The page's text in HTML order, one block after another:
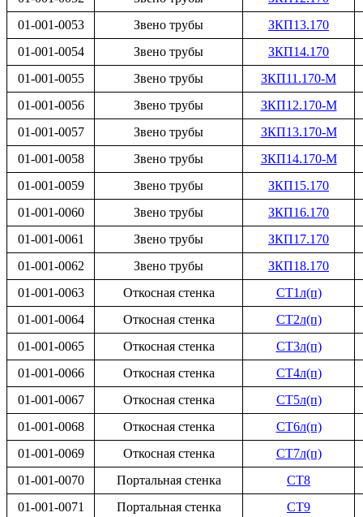
01-001-0053
Звено трубы
ЗКП13.170
01-001-0054
Звено трубы
ЗКП14.170
01-001-0055
Звено трубы
ЗКП11.170-М
01-001-0056
Звено трубы
ЗКП12.170-М
01-001-0057
Звено трубы
ЗКП13.170-М
01-001-0058
Звено трубы
ЗКП14.170-М
01-001-0059
Звено трубы
ЗКП15.170
01-001-0060
Звено трубы
ЗКП16.170
01-001-0061
Звено трубы
ЗКП17.170
01-001-0062
Звено трубы
ЗКП18.170
01-001-0063
Откосная стенка
СТ1л(п)
01-001-0064
Откосная стенка
СТ2л(п)
01-001-0065
Откосная стенка
СТ3л(п)
01-001-0066
Откосная стенка
СТ4л(п)
01-001-0067
Откосная стенка
СТ5л(п)
01-001-0068
Откосная стенка
СТ6л(п)
01-001-0069
Откосная стенка
СТ7л(п)
01-001-0070
Портальная стенка
СТ8
01-001-0071
Портальная стенка СТ9